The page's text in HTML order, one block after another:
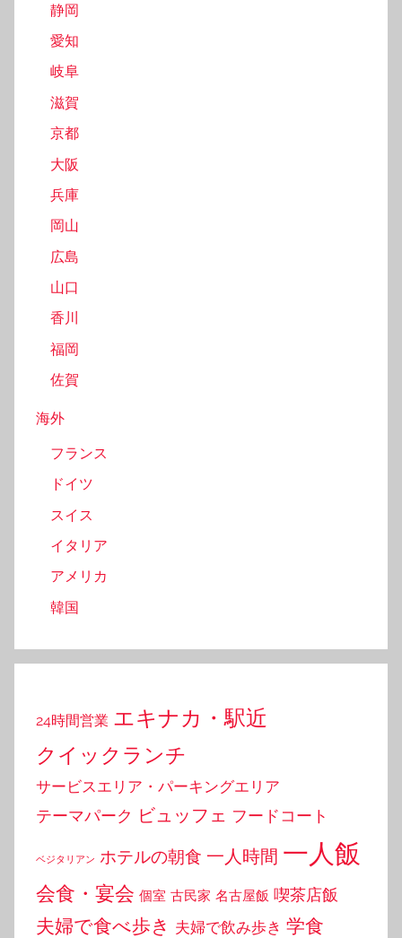
静岡
愛知
岐阜
滋賀
京都
大阪
兵庫
岡山
広島
山口
香川
福岡
佐賀
海外
フランス
ドイツ
スイス
イタリア
アメリカ
韓国
24時間営業 エキナカ・駅近
クイックランチ
サービスエリア・パーキングエリア
テーマパーク ビュッフェ フードコート
ベジタリアン ホテルの朝食 一人時間 一人飯
会食・宴会 個室 古民家 名古屋飯 喫茶店飯
夫婦で食べ歩き 夫婦で飲み歩き 学食